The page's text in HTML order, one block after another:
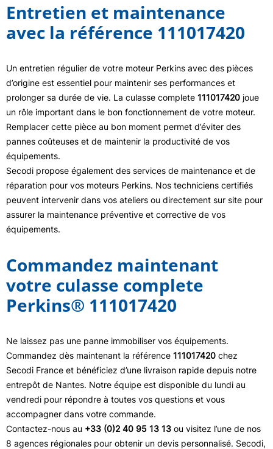
Entretien et maintenance
avec la référence 111017420
Un entretien régulier de votre moteur Perkins avec des pièces
d’origine est essentiel pour maintenir ses performances et
prolonger sa durée de vie. La culasse complete 111017420 joue
un rôle important dans le bon fonctionnement de votre moteur.
Remplacer cette pièce au bon moment permet d’éviter des
pannes coûteuses et de maintenir la productivité de vos
équipements.
Secodi propose également des services de maintenance et de
réparation pour vos moteurs Perkins. Nos techniciens certifiés
peuvent intervenir dans vos ateliers ou directement sur site pour
assurer la maintenance préventive et corrective de vos
équipements.
Commandez maintenant
votre culasse complete
Perkins® 111017420
Ne laissez pas une panne immobiliser vos équipements.
Commandez dès maintenant la référence 111017420 chez
Secodi France et bénéficiez d’une livraison rapide depuis notre
entrepôt de Nantes. Notre équipe est disponible du lundi au
vendredi pour répondre à toutes vos questions et vous
accompagner dans votre commande.
Contactez-nous au +33 (0)2 40 95 13 13 ou visitez l’une de nos
8 agences régionales pour obtenir un devis personnalisé. Secodi,